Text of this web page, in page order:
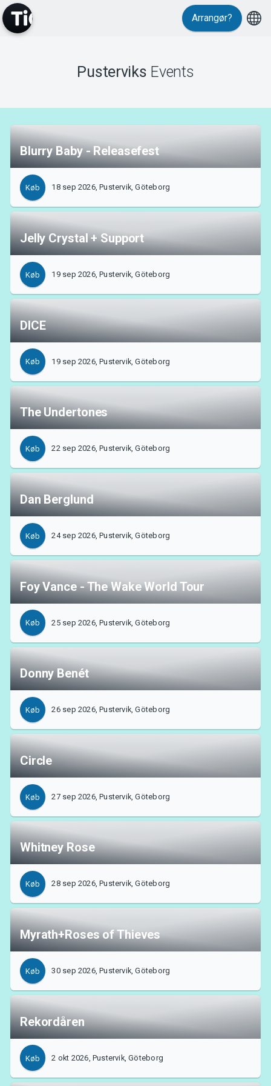
MyTickster
Support
Om Tickster
Arrangør?
Pusterviks Events
Blurry Baby - Releasefest
Køb 18 sep 2026, Pustervik, Göteborg
Jelly Crystal + Support
Køb 19 sep 2026, Pustervik, Göteborg
DICE
Køb 19 sep 2026, Pustervik, Göteborg
The Undertones
Køb 22 sep 2026, Pustervik, Göteborg
Dan Berglund
Køb 24 sep 2026, Pustervik, Göteborg
Foy Vance - The Wake World Tour
Køb 25 sep 2026, Pustervik, Göteborg
Donny Benét
Køb 26 sep 2026, Pustervik, Göteborg
Circle
Køb 27 sep 2026, Pustervik, Göteborg
Whitney Rose
Køb 28 sep 2026, Pustervik, Göteborg
Myrath+Roses of Thieves
Køb 30 sep 2026, Pustervik, Göteborg
Rekordåren
Køb 2 okt 2026, Pustervik, Göteborg